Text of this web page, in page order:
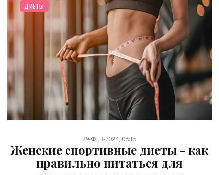
ДИЕТЫ
29-ФЕВ-2024, 08:15
Женские спортивные диеты - как
правильно питаться для